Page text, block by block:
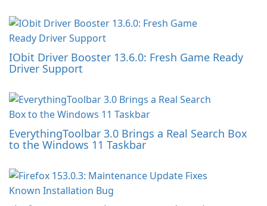
IObit Driver Booster 13.6.0: Fresh Game Ready
Driver Support
EverythingToolbar 3.0 Brings a Real Search Box
to the Windows 11 Taskbar